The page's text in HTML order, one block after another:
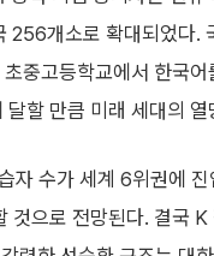
256개소로 확대되었다
중고등학교에서 한국
할 만큼 미래 세대의 열
자 수가 세계 6위권에
으로 전망된다. 결국